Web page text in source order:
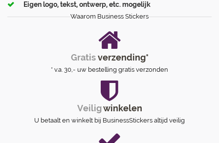
Eigen logo, tekst, ontwerp, etc. mogelijk
Waarom Business Stickers
Gratisverzending*
* v.a. 30,- uw bestelling gratis verzonden
Veiligwinkelen
U betaalt en winkelt bij BusinessStickers altijd veilig